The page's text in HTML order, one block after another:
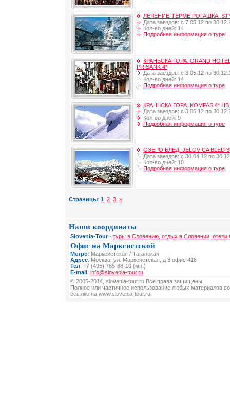
ЛЕЧЕНИЕ-ТЕРМЕ РОГАШКА.
Дата заездов: с 7.05.12 по
Кол-во дней: 14
Подробная информация о туре
КРАНЬСКА ГОРА. GRAND
PRISANK 4*
Дата заездов: с 3.05.12 по
Кол-во дней: 14
Подробная информация о туре
КРАНЬСКА ГОРА. KOMPAS 4* HB
Дата заездов: с 3.05.12 по
Кол-во дней: 9
Подробная информация о туре
ОЗЕРО БЛЕД. JELOVICA BLED
Дата заездов: с 30.04.12 по
Кол-во дней: 10
Подробная информация о туре
Страницы: 1 2 3 »
Наши координаты
Slovenia-Tour- туры в Словению, отдых в Словении,
Офис на Марксистской
Метро: Марксистская / Таганская
Адрес: Москва, ул. Марксистская, д 3 офис 416
Тел: +7 (495) 785-88-10 (мн.)
E-mail: info@slovenia-tour.ru
© 2005-2014, slovenia-tour.ru Все права защищены.
Полное или частичное использование любых материалов
ссылке на www.slovenia-tour.ru!